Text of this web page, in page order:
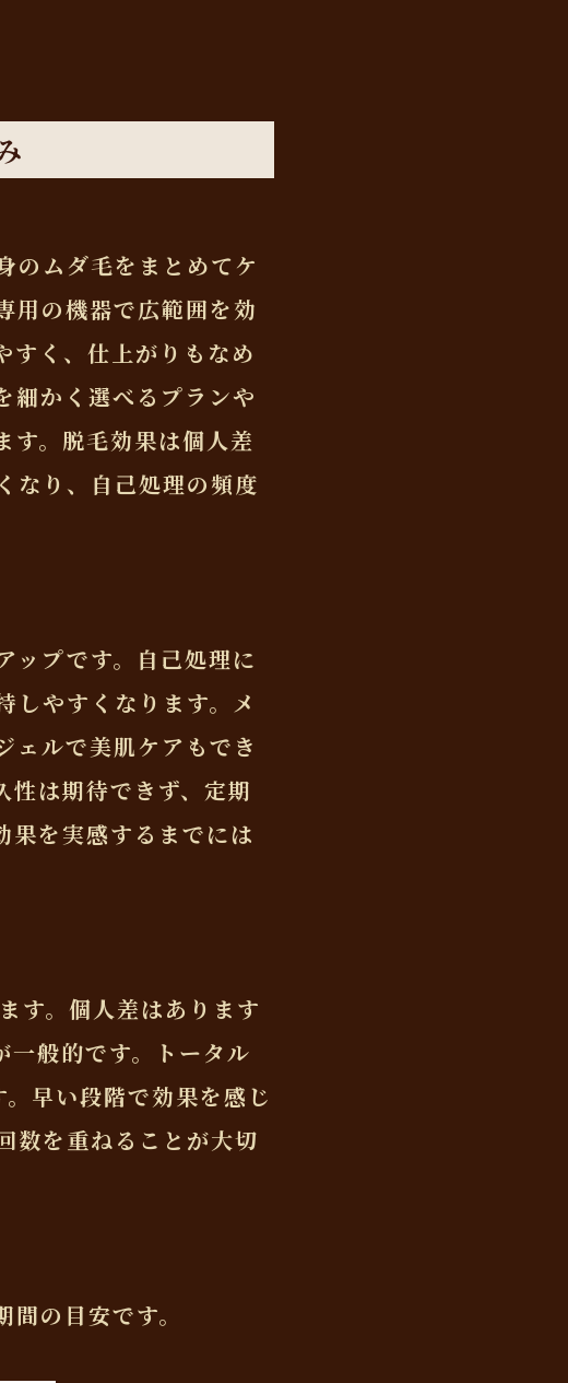
のムダ毛をまとめてケ
用の機器で広範囲を効
すく、仕上がりもなめ
細かく選べるプランや
す。脱毛効果は個人差
なり、自己処理の頻度
ップです。自己処理に
しやすくなります。メ
ェルで美肌ケアもでき
性は期待できず、定期
果を実感するまでには
す。個人差はあります
般的です。トータル
早い段階で効果を感じ
数を重ねることが大切
の目安です。